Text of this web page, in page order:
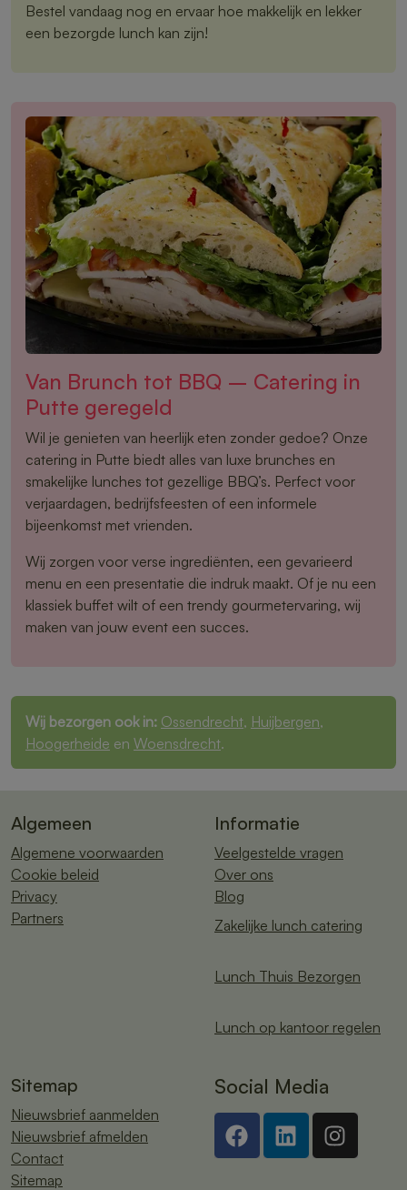
Bestel vandaag nog en ervaar hoe makkelijk en lekker
een bezorgde lunch kan zijn!
Van Brunch tot BBQ – Catering in
Putte geregeld
Wil je genieten van heerlijk eten zonder gedoe? Onze
catering in Putte biedt alles van luxe brunches en
smakelijke lunches tot gezellige BBQ’s. Perfect voor
verjaardagen, bedrijfsfeesten of een informele
bijeenkomst met vrienden.
Wij zorgen voor verse ingrediënten, een gevarieerd
menu en een presentatie die indruk maakt. Of je nu een
klassiek buffet wilt of een trendy gourmetervaring, wij
maken van jouw event een succes.
Wij bezorgen ook in: Ossendrecht, Huijbergen,
Hoogerheide en Woensdrecht.
Algemeen
Algemene voorwaarden
Cookie beleid
Privacy
Partners
Informatie
Veelgestelde vragen
Over ons
Blog
Zakelijke lunch catering
Lunch Thuis Bezorgen
Lunch op kantoor regelen
Sitemap
Nieuwsbrief aanmelden
Nieuwsbrief afmelden
Contact
Sitemap
Social Media